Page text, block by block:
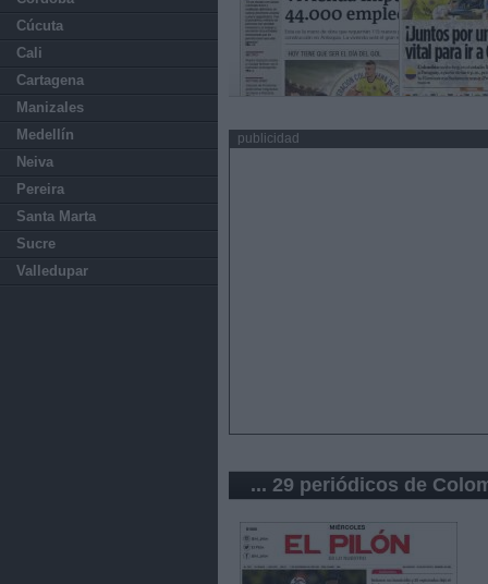
Cúcuta
Cali
Cartagena
Manizales
Medellín
Neiva
Pereira
Santa Marta
Sucre
Valledupar
publicidad
... 29 periódicos de